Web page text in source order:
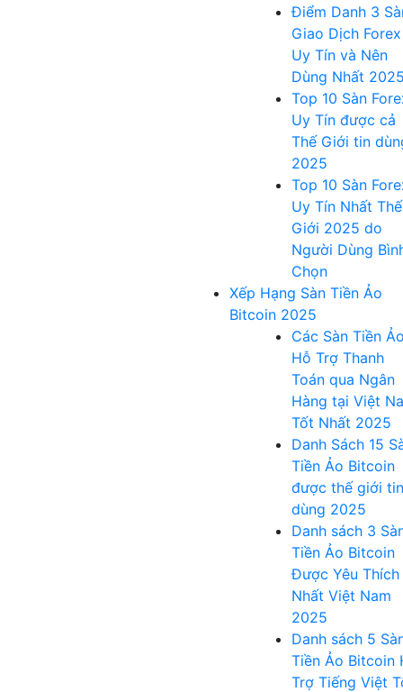
Điểm Danh 3
Giao Dịch Forex
Uy Tín và Nên
Dùng Nhất 2025
Top 10 Sàn
Uy Tín được cả
Thế Giới tin
2025
Top 10 Sàn
Uy Tín Nhất Thế
Giới 2025 do
Người Dùng
Chọn
Xếp Hạng Sàn Tiền Ảo
Bitcoin 2025
Các Sàn Tiền Ảo
Hỗ Trợ Thanh
Toán qua Ngân
Hàng tại Việt
Tốt Nhất 2025
Danh Sách 15
Tiền Ảo Bitcoin
được thế giới tin
dùng 2025
Danh sách 3
Tiền Ảo Bitcoin
Được Yêu Thích
Nhất Việt Nam
2025
Danh sách 5
Tiền Ảo Bitcoin
Trợ Tiếng Việt